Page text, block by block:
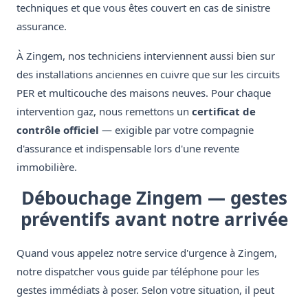
techniques et que vous êtes couvert en cas de sinistre
assurance.
À Zingem, nos techniciens interviennent aussi bien sur
des installations anciennes en cuivre que sur les circuits
PER et multicouche des maisons neuves. Pour chaque
intervention gaz, nous remettons un certificat de
contrôle officiel — exigible par votre compagnie
d'assurance et indispensable lors d'une revente
immobilière.
Débouchage Zingem — gestes
préventifs avant notre arrivée
Quand vous appelez notre service d'urgence à Zingem,
notre dispatcher vous guide par téléphone pour les
gestes immédiats à poser. Selon votre situation, il peut